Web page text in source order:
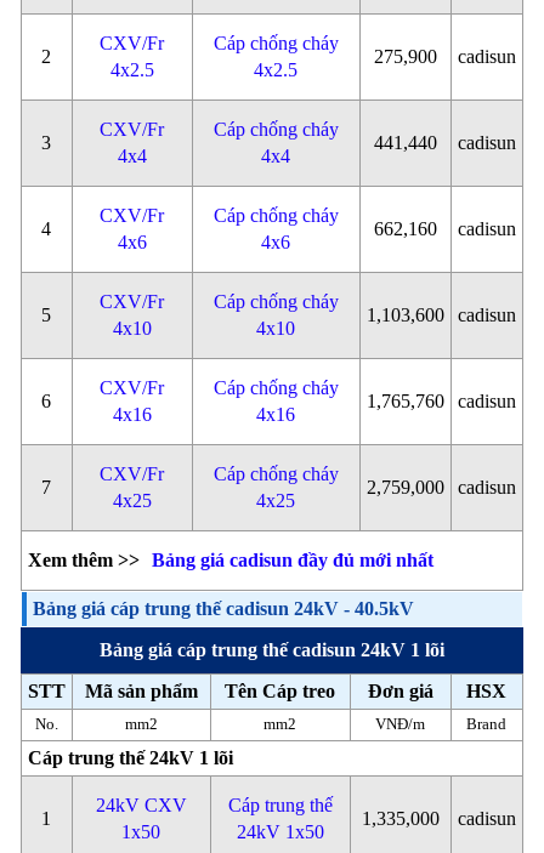
2
CXV/Fr
4x2.5
Cáp chống cháy
4x2.5
275,900 cadisun
3
CXV/Fr
4x4
Cáp chống cháy
4x4
441,440 cadisun
4
CXV/Fr
4x6
Cáp chống cháy
4x6
662,160 cadisun
5
CXV/Fr
4x10
Cáp chống cháy
4x10
1,103,600 cadisun
6
CXV/Fr
4x16
Cáp chống cháy
4x16
1,765,760 cadisun
7
CXV/Fr
4x25
Cáp chống cháy
4x25
2,759,000 cadisun
Xem thêm >> Bảng giá cadisun đầy đủ mới nhất
Bảng giá cáp trung thế cadisun 24kV - 40.5kV
Bảng giá cáp trung thế cadisun 24kV 1 lõi
STT
Mã sản phẩm Tên Cáp treo Đơn giá HSX
No. mm2 mm2 VNĐ/m Brand
Cáp trung thế 24kV 1 lõi
1
24kV CXV
1x50
Cáp trung thế
24kV 1x50
1,335,000 cadisun